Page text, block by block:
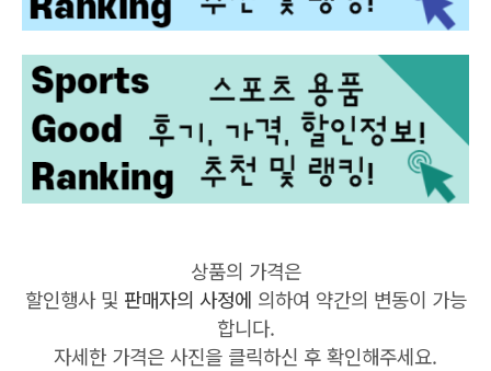
상품의 가격은
할인행사 및 판매자의 사정에 의하여 약간의 변동이 가능
합니다.
자세한 가격은 사진을 클릭하신 후 확인해주세요.